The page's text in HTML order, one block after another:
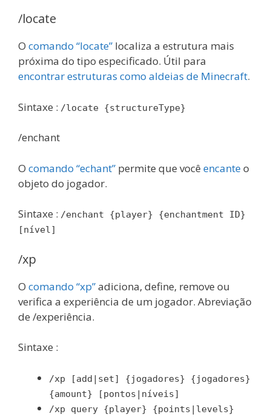
/locate
O comando “locate” localiza a estrutura mais
próxima do tipo especificado. Útil para
encontrar estruturas como aldeias de Minecraft.
Sintaxe : /locate {structureType}
/enchant
O comando “echant” permite que você encanteo
objeto do jogador.
Sintaxe : /enchant {player} {enchantment ID}
[nível]
/xp
O comando “xp”adiciona, define, remove ou
verifica a experiência de um jogador. Abreviação
de /experiência.
Sintaxe :
/xp [add|set] {jogadores} {jogadores}
{amount} [pontos|níveis]
/xp query {player} {points|levels}